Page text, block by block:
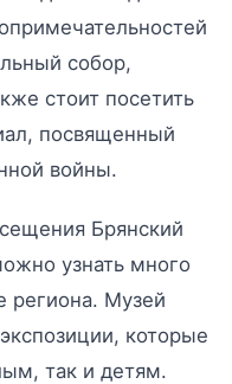
собор,
стоит посетить
посвященный
войны.
Брянский
узнать много
региона. Музей
которые
так и детям.